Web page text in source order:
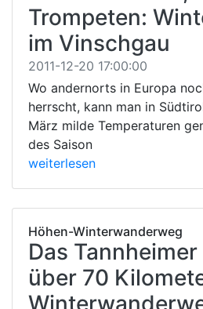
Trompeten:
im Vinschgau
2011-12-20 17:00:00
Wo andernorts in Europa
herrscht, kann man in
März milde Temperaturen
des Saison
weiterlesen
Höhen-Winterwanderweg
Das
über 70